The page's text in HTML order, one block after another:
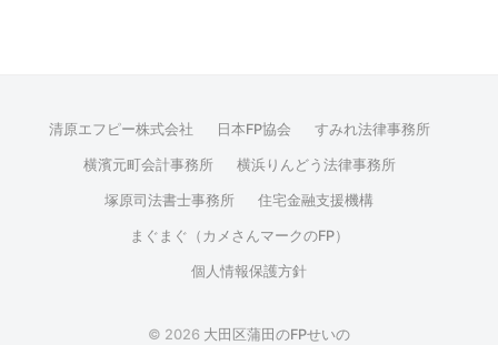
清原エフピー株式会社 日本FP協会 すみれ法律事務所
横濱元町会計事務所 横浜りんどう法律事務所
塚原司法書士事務所 住宅金融支援機構
まぐまぐ（カメさんマークのFP）
個人情報保護方針
© 2026 大田区蒲田のFPせいの